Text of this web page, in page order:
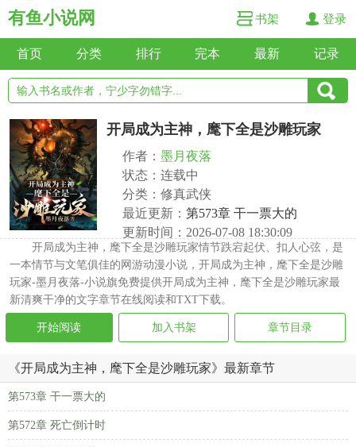
有鱼小说网 书架 登录
首页 分类 排行 完本 最新 记录
开局成为主神，麾下全是沙雕玩家
作者： 墨月夜落
状态：连载中
分类：修真武侠
最近更新： 第573章 干一票大的
更新时间：2026-07-08 18:30:09
开局成为主神，麾下全是沙雕玩家情节跌宕起伏、扣人心弦，是
一本情节与文笔俱佳的网游动漫小说，开局成为主神，麾下全是沙雕
玩家-墨月夜落-小说旗免费提供开局成为主神，麾下全是沙雕玩家最
新清爽干净的文字章节在线阅读和TXT下载。
开始阅读 加入书架 章节目录
《开局成为主神，麾下全是沙雕玩家》最新章节
第573章 干一票大的
第572章 死亡倒计时